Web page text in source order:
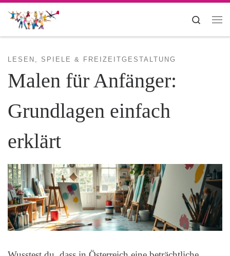
Zum Inhalt springen
Search
LESEN, SPIELE & FREIZEITGESTALTUNG
Malen für Anfänger:
Grundlagen einfach
erklärt